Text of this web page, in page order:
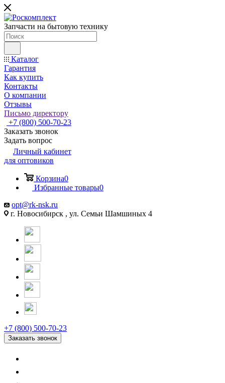
Запчасти на бытовую технику
Каталог
Гарантия
Как купить
Контакты
О компании
Отзывы
Письмо директору
+7 (800) 500-70-23
Заказать звонок
Задать вопрос
Личный кабинет
для оптовиков
Корзина0
Избранные товары0
opt@rk-nsk.ru
г. Новосибирск , ул. Семьи Шамшиных 4
+7 (800) 500-70-23
Заказать звонок